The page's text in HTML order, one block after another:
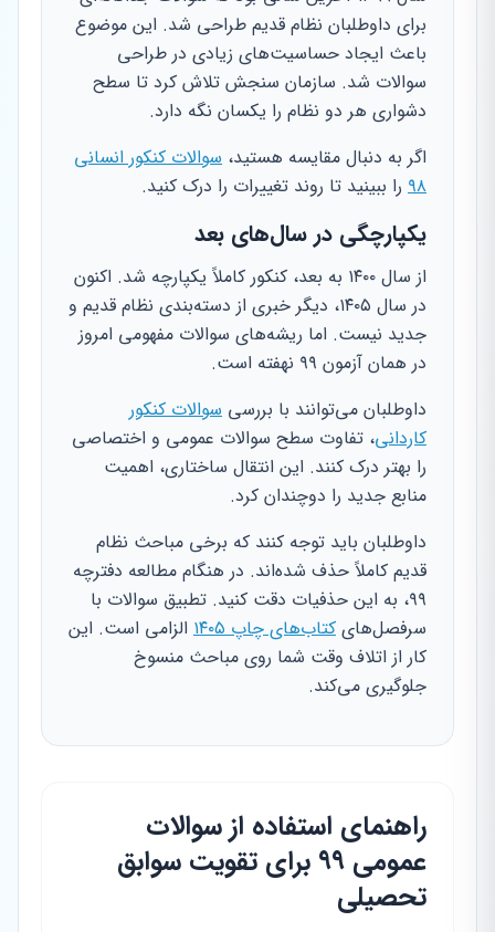
برای داوطلبان نظام قدیم طراحی شد. این موضوع
باعث ایجاد حساسیت‌های زیادی در طراحی
سوالات شد. سازمان سنجش تلاش کرد تا سطح
دشواری هر دو نظام را یکسان نگه دارد.
اگر به دنبال مقایسه هستید، سوالات کنکور انسانی
۹۸ را ببینید تا روند تغییرات را درک کنید.
یکپارچگی در سال‌های بعد
از سال ۱۴۰۰ به بعد، کنکور کاملاً یکپارچه شد. اکنون
در سال ۱۴۰۵، دیگر خبری از دسته‌بندی نظام قدیم و
جدید نیست. اما ریشه‌های سوالات مفهومی امروز
در همان آزمون ۹۹ نهفته است.
داوطلبان می‌توانند با بررسی سوالات کنکور
کاردانی، تفاوت سطح سوالات عمومی و اختصاصی
را بهتر درک کنند. این انتقال ساختاری، اهمیت
منابع جدید را دوچندان کرد.
داوطلبان باید توجه کنند که برخی مباحث نظام
قدیم کاملاً حذف شده‌اند. در هنگام مطالعه دفترچه
۹۹، به این حذفیات دقت کنید. تطبیق سوالات با
سرفصل‌های کتاب‌های چاپ ۱۴۰۵
الزامی است. این
کار از اتلاف وقت شما روی مباحث منسوخ
جلوگیری می‌کند.
راهنمای استفاده از سوالات
عمومی ۹۹ برای تقویت سوابق
تحصیلی